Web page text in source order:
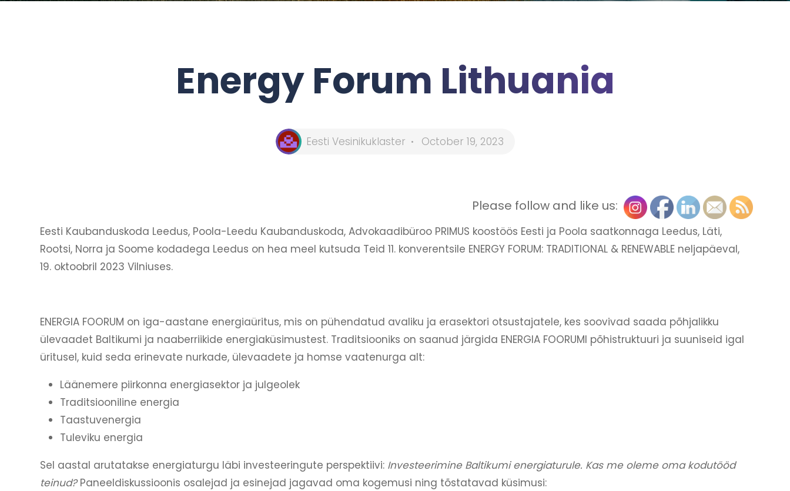
Energy Forum Lithuania
Eesti Vesinikuklaster October 19, 2023
Please follow and like us:
Eesti Kaubanduskoda Leedus, Poola-Leedu Kaubanduskoda, Advokaadibüroo PRIMUS koostöös Eesti ja Poola saatkonnaga Leedus, Läti,
Rootsi, Norra ja Soome kodadega Leedus on hea meel kutsuda Teid 11. konverentsile ENERGY FORUM: TRADITIONAL & RENEWABLE neljapäeval,
19. oktoobril 2023 Vilniuses.
ENERGIA FOORUM on iga-aastane energiaüritus, mis on pühendatud avaliku ja erasektori otsustajatele, kes soovivad saada põhjalikku
ülevaadet Baltikumi ja naaberriikide energiaküsimustest. Traditsiooniks on saanud järgida ENERGIA FOORUMI põhistruktuuri ja suuniseid igal
üritusel, kuid seda erinevate nurkade, ülevaadete ja homse vaatenurga alt:
Läänemere piirkonna energiasektor ja julgeolek
Traditsiooniline energia
Taastuvenergia
Tuleviku energia
Sel aastal arutatakse energiaturgu läbi investeeringute perspektiivi: Investeerimine Baltikumi energiaturule. Kas me oleme oma kodutööd
teinud?Paneeldiskussioonis osalejad ja esinejad jagavad oma kogemusi ning tõstatavad küsimusi: